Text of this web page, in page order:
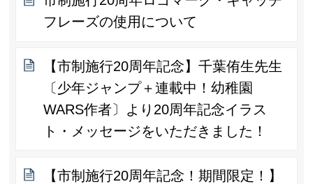
フレーズの使用について
【市制施行20周年記念】千葉侑生先生
〔少年ジャンプ＋連載中！幼稚園
WARS作者〕より20周年記念イラス
ト・メッセージをいただきました！
【市制施行20周年記念！期間限定！】